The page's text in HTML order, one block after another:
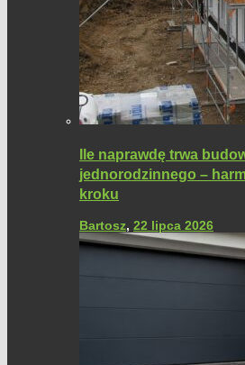
Ile naprawdę trwa
jednorodzinnego –
kroku
Bartosz, 22 lipca 2026